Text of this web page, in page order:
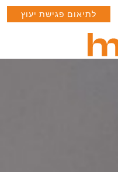
לתיאום פגישת יעוץ